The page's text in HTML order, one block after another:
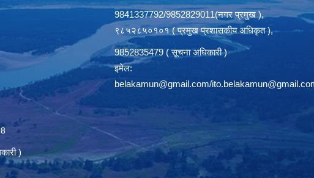
)
9841337792/9852829011(नगर प्रमुख ),
९८५२८५०१०१ ( प्रमुख प्रशासकीय अधिकृत ),
9852835479 ( सूचना अधिकारी )
इमेल:
belakamun@gmail.com/